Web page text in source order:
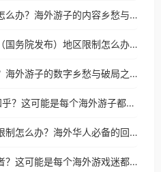
时刻新闻国外地区限制怎么办？海外游子的内容乡愁与破局之路
在美国用国务院客户端（国务院发布）地区限制怎么办？3步解决海外看国内内容难题
瑞士怎么打不开蒙速办？海外游子的数字乡愁与破局之路
B站会员在国外能用吗知乎？这可能是每个海外游子都问过的问题
在越南用乐视视频地区限制怎么办？海外华人必备的回国加速攻略
怎么在国外玩隐形守护者？这可能是每个海外游戏迷都问过的问题